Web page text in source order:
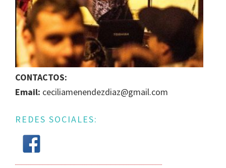
IGUALDAD
DE
GÉNERO
EN
LA
ESCENA
MUSICAL
CONTACTOS:
Email: ceciliamenendezdiaz@gmail.com
REDES SOCIALES: